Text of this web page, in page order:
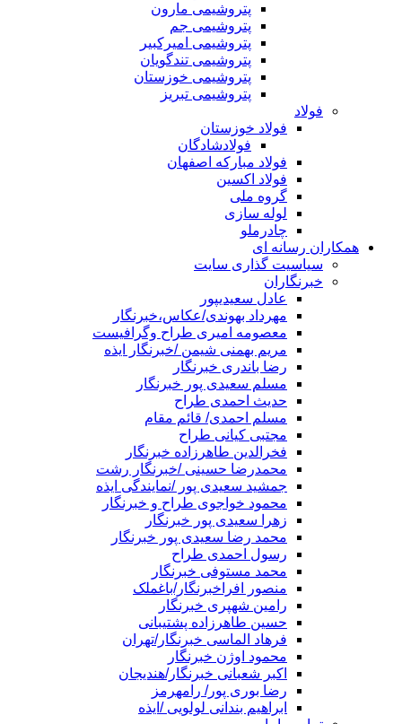
پتروشیمی مارون
پتروشیمی جم
پتروشیمی امیرکبیر
پتروشیمی تندگویان
پتروشیمی خوزستان
پتروشیمی تبریز
فولاد
فولاد خوزستان
فولادشادگان
فولاد مبارکه اصفهان
فولاد اکسین
گروه ملی
لوله سازی
چادرملو
همکاران رسانه ای
سیاسیت گذاری سایت
خبرنگاران
عادل سعیدیپور
مهرداد بهوندی/عکاس،خبرنگار
معصومه امیری طراح وگرافیست
مریم بهمنی شیمن /خبرنگار ایذه
رضا باندری خبرنگار
مسلم سعیدی پور خبرنگار
حدیث احمدی طراح
مسلم احمدی/ قائم مقام
مجتبی کیانی طراح
فخرالدین طاهرزاده خبرنگار
محمدرضا حسینی /خبرنگار رشت
جمشید سعیدی پور /نمایندگی ایذه
محمود خواجوی طراح و خبرنگار
زهرا سعیدی پور خبرنگار
محمد رضا سعیدی پور خبرنگار
رسول احمدی طراح
محمد مستوفی خبرنگار
منصور افراخبرنگار/باغملک
رامین شهپری خبرنگار
حسین طاهرزاده پشتیبانی
فرهاد الماسی خبرنگار/تهران
محمود اوژن خبرنگار
اکبر شعبانی خبرنگار/هندیجان
رضا بوری پور/ رامهرمز
ابراهیم بندانی لولویی /ایذه